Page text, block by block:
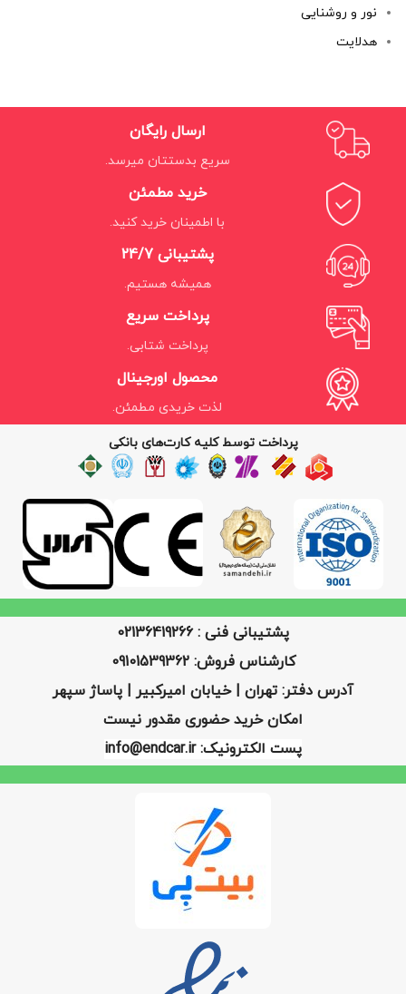
نور و روشنایی
هدلایت
ارسال رایگان
سریع بدستتان میرسد.
خرید مطمئن
با اطمینان خرید کنید.
پشتیبانی 24/7
همیشه هستیم.
پرداخت سریع
پرداخت شتابی.
محصول اورجینال
لذت خریدی مطمئن.
پرداخت توسط کلیه کارت‌های بانکی
پشتیبانی فنی : 02136419266
کارشناس فروش: 09101539362
آدرس دفتر: تهران | خیابان امیرکبیر | پاساژ سپهر
امکان خرید حضوری مقدور نیست
پست الکترونیک: info@endcar.ir